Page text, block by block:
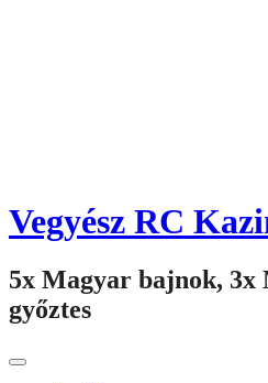
Vegyész RC
5x Magyar bajnok, 3x
győztes